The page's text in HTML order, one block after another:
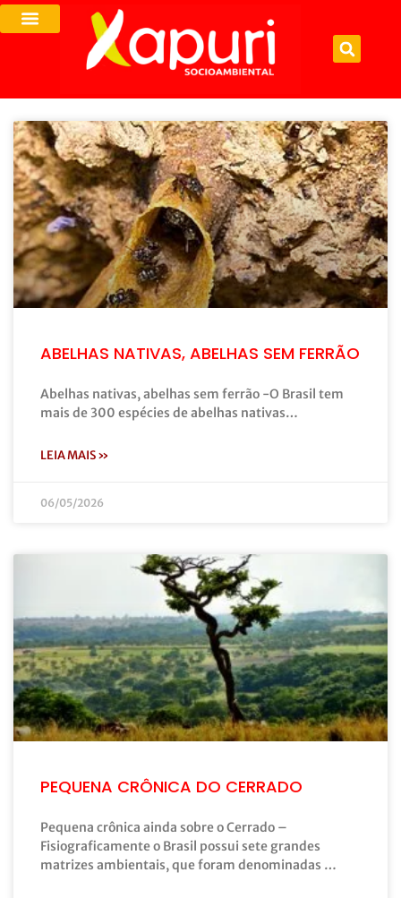
ABELHAS NATIVAS, ABELHAS SEM FERRÃO
Abelhas nativas, abelhas sem ferrão -O Brasil tem
mais de 300 espécies de abelhas nativas…
LEIA MAIS »
06/05/2026
PEQUENA CRÔNICA DO CERRADO
Pequena crônica ainda sobre o Cerrado –
Fisiograficamente o Brasil possui sete grandes
matrizes ambientais, que foram denominadas …